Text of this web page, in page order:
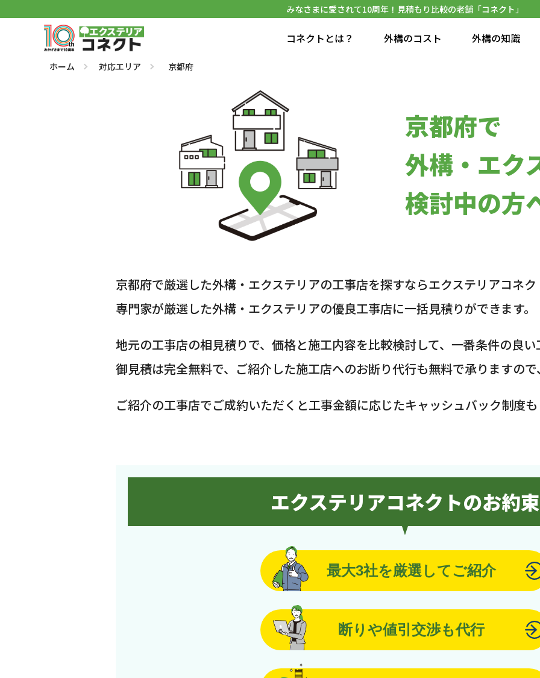
みなさまに愛されて10周年！見積もり比較の老舗「コネクト」
コネクトとは？ 外構のコスト 外構の知識
ホーム 対応エリア 京都府
京都府で
外構・エク
検討中の方
京都府で厳選した外構・エクステリアの工事店を探すならエクステリアコネ
専門家が厳選した外構・エクステリアの優良工事店に一括見積りができます。
地元の工事店の相見積りで、価格と施工内容を比較検討して、一番条件の良
御見積は完全無料で、ご紹介した施工店へのお断り代行も無料で承りますの
ご紹介の工事店でご成約いただくと工事金額に応じたキャッシュバック制度
エクステリアコネクトのお約束
最大3社を厳選してご紹介
断りや値引交渉も代行